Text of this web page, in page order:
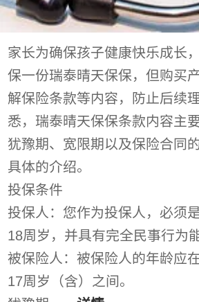
家长为确保孩子健康快乐成长
保一份瑞泰晴天保保，但购买
解保险条款等内容，防止后续
悉，瑞泰晴天保保条款内容主
犹豫期、宽限期以及保险合同
具体的介绍。
投保条件
投保人：您作为投保人，必须
18周岁，并具有完全民事行为
被保险人：被保险人的年龄应
17周岁（含）之间。